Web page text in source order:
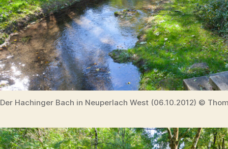
Der Hachinger Bach in Neuperlach West (06.10.2012) ©